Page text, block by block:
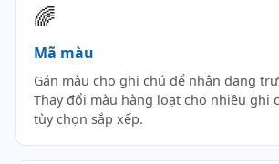
🌈
Mã màu
Gán màu cho ghi chú để nhận dạng
Thay đổi màu hàng loạt cho nhiều ghi
tùy chọn sắp xếp.